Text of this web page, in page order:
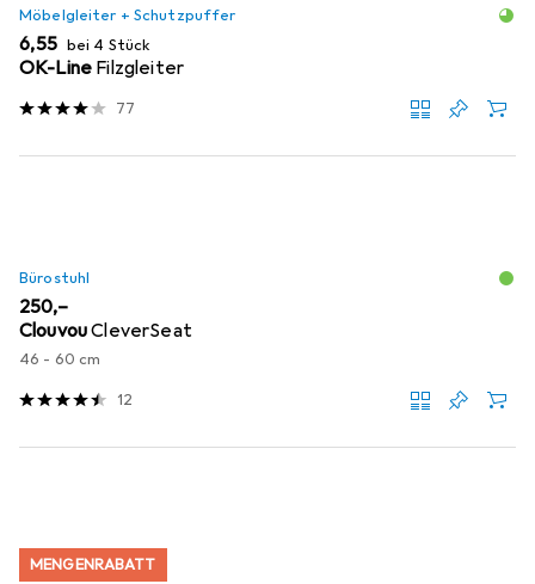
Möbelgleiter + Schutzpuffer
EUR
6,55 bei 4 Stück
OK-Line Filzgleiter
77
Bürostuhl
EUR
250,–
ClouvouCleverSeat
46 - 60 cm
12
MENGENRABATT